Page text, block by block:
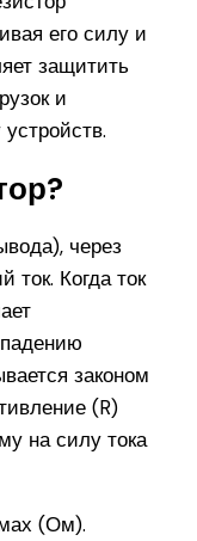
его силу и
защитить
и
через
ток. Когда ток
законом
(R)
на силу тока
(Ом).